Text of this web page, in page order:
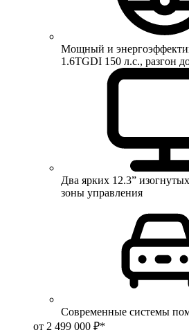
Мощный и
1.6TGDI 150 л.с., разгон
Два ярких 12.3”
зоны управления
Современные системы
от 2 499 000 ₽*